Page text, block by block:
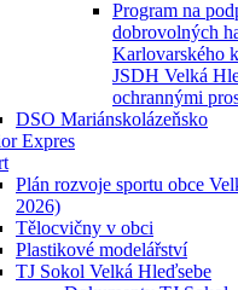
Program na
dobrovolných
Karlovarského
JSDH Velká
ochrannými
DSO Mariánskolázeňsko
Expres
Plán rozvoje sportu obce
2026)
Tělocvičny v obci
Plastikové modelářství
TJ Sokol Velká Hleďsebe